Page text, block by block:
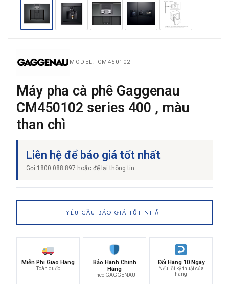
MODEL: CM450102
Máy pha cà phê Gaggenau
CM450102 series 400 , màu
than chì
Liên hệ để báo giá tốt nhất
Gọi 1800 088 897 hoặc để lại thông tin
YÊU CẦU BÁO GIÁ TỐT NHẤT
Miễn Phí Giao Hàng
Toàn quốc
Bảo Hành Chính
Hãng
Theo GAGGENAU
Đổi Hàng 10 Ngày
Nếu lỗi kỹ thuật của
hãng